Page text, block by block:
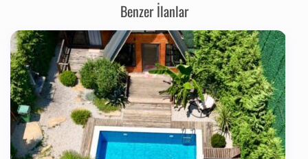
🐶 KÜÇÜK CİNS EVCİL HAYVAN DOSTLARIMIZI 1000 TL DEPOZİTO
ÜCRETİ KARŞILIĞINDA KABUL EDİYORUZ.
🍔🥤 PAKET SERVİSİ SEÇENEĞİ KULLANILABİLİR.
📍 ŞEHİR MERKEZİNE YAKLAŞIK 1,5 KM, SAPANCA GÖL KENARINA 2
KM MESAFEDEDİR.
🕤 GİRİŞ SAATLERİMİZ: 14:00
🕤 ÇIKIŞ SAATLERİMİZ: 12:00
✨ SICAK HAVUZLARIMIZ KIŞIN AKTİF OLMAKTADIR.
Benzer İlanlar